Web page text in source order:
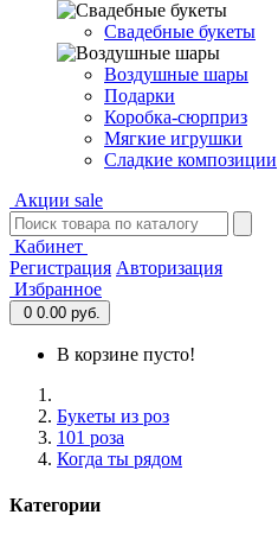
Свадебные букеты
Воздушные шары
Подарки
Коробка-сюрприз
Мягкие игрушки
Сладкие композиции
Акции sale
Кабинет
Регистрация Авторизация
Избранное
0 0.00 руб.
В корзине пусто!
Букеты из роз
101 роза
Когда ты рядом
Категории